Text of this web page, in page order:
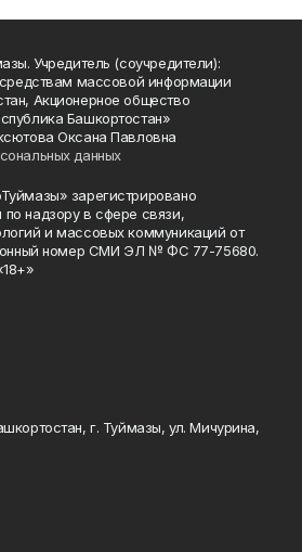
Учредитель (соучредители):
средствам массовой информации
Акционерное общество
Башкортостан»
Оксана Павловна
данных
зарегистрировано
надзору в сфере связи,
и массовых коммуникаций от
номер СМИ ЭЛ № ФС 77-75680.
г. Туймазы, ул. Мичурина,